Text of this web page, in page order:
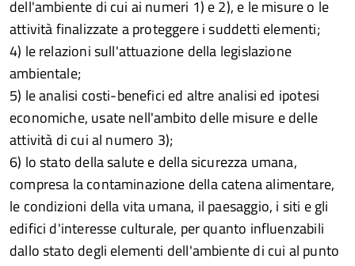
dell'ambiente di cui ai numeri 1) e 2), e le misure o le
attività finalizzate a proteggere i suddetti elementi;
4) le relazioni sull'attuazione della legislazione
ambientale;
5) le analisi costi-benefici ed altre analisi ed ipotesi
economiche, usate nell'ambito delle misure e delle
attività di cui al numero 3);
6) lo stato della salute e della sicurezza umana,
compresa la contaminazione della catena alimentare,
le condizioni della vita umana, il paesaggio, i siti e gli
edifici d'interesse culturale, per quanto influenzabili
dallo stato degli elementi dell'ambiente di cui al punto